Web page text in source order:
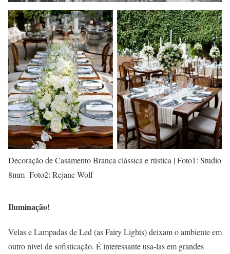
Decoração de Casamento Branca clássica e rústica | Foto1: Studio
8mm Foto2: Rejane Wolf
Iluminação!
Velas e Lampadas de Led (as Fairy Lights) deixam o ambiente em
outro nível de sofisticação. É interessante usa-las em grandes